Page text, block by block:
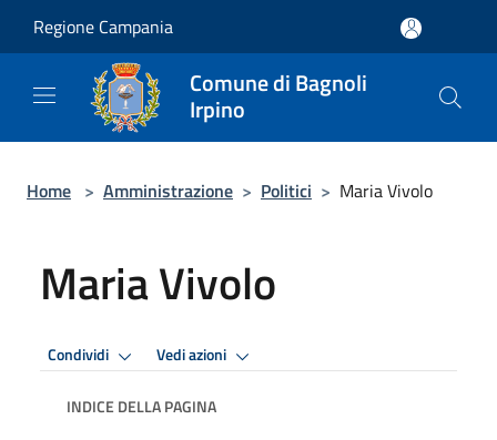
Regione Campania
Comune di Bagnoli
Irpino
Home > Amministrazione > Politici > Maria Vivolo
Maria Vivolo
Condividi Vedi azioni
INDICE DELLA PAGINA